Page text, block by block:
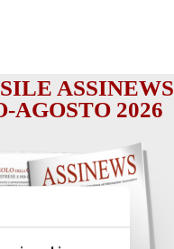
ASSINEWS
AGOSTO 2026